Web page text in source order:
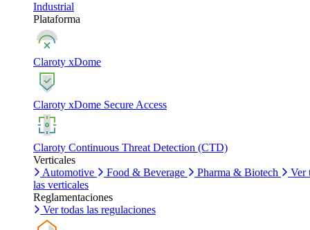
Industrial
Plataforma
Claroty xDome
Claroty xDome Secure Access
Claroty Continuous Threat Detection (CTD)
Verticales
Automotive
Food & Beverage Pharma & Biotech
Ver
las verticales
Reglamentaciones
Ver todas las regulaciones